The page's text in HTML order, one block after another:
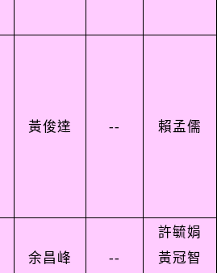
黃俊達 -- 賴孟儒
余昌峰 --
許毓娟
黃冠智